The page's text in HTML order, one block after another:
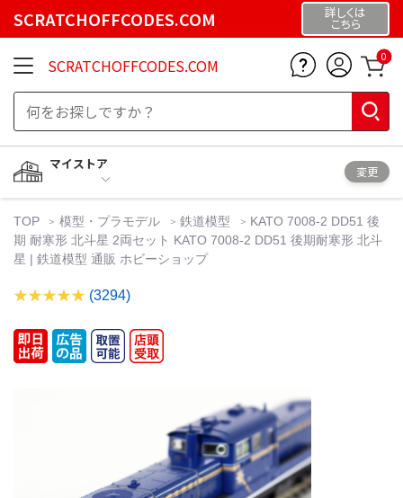
SCRATCHOFFCODES.COM 詳しくは
こちら
SCRATCHOFFCODES.COM 0
マイストア
変更
TOP 模型・プラモデル 鉄道模型
KATO 7008-2 DD51 後
期 耐寒形 北斗星 2両セット KATO 7008-2 DD51 後期耐寒形 北斗
星 | 鉄道模型 通販 ホビーショップ
(3294)